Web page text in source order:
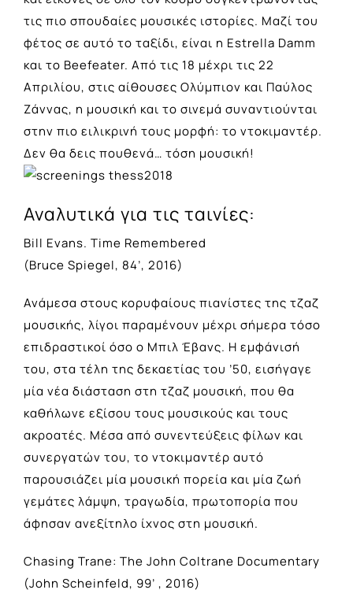
τις πιο σπουδαίες μουσικές ιστορίες. Μαζί του
φέτος σε αυτό το ταξίδι, είναι η Estrella Damm
και το Beefeater. Από τις 18 μέχρι τις 22
Απριλίου, στις αίθουσες Ολύμπιον και Παύλος
Ζάννας, η μουσική και το σινεμά συναντιούνται
στην πιο ειλικρινή τους μορφή: το ντοκιμαντέρ.
Δεν θα δεις πουθενά… τόση μουσική!
Αναλυτικά για τις ταινίες:
Bill Evans. Time Remembered
(Bruce Spiegel, 84’, 2016)
Ανάμεσα στους κορυφαίους πιανίστες της τζαζ
μουσικής, λίγοι παραμένουν μέχρι σήμερα τόσο
επιδραστικοί όσο ο Μπιλ Έβανς. Η εμφάνισή
του, στα τέλη της δεκαετίας του ’50, εισήγαγε
μία νέα διάσταση στη τζαζ μουσική, που θα
καθήλωνε εξίσου τους μουσικούς και τους
ακροατές. Μέσα από συνεντεύξεις φίλων και
συνεργατών του, το ντοκιμαντέρ αυτό
παρουσιάζει μία μουσική πορεία και μία ζωή
γεμάτες λάμψη, τραγωδία, πρωτοπορία που
άφησαν ανεξίτηλο ίχνος στη μουσική.
Chasing Trane: The John Coltrane Documentary
(John Scheinfeld, 99’ , 2016)